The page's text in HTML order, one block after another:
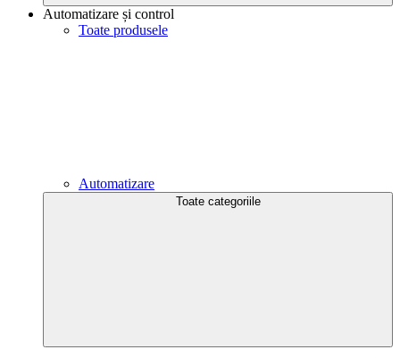
Automatizare și control
Toate produsele
Automatizare
Toate categoriile